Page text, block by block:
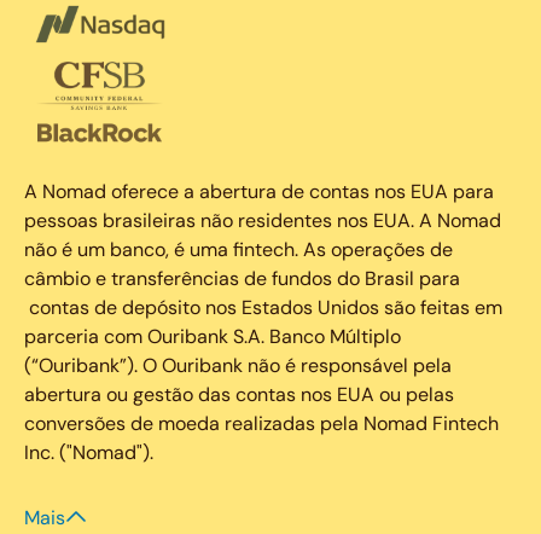
A Nomad oferece a abertura de contas nos EUA para
pessoas brasileiras não residentes nos EUA. A Nomad
não é um banco, é uma fintech. As operações de
câmbio e transferências de fundos do Brasil para
contas de depósito nos Estados Unidos são feitas em
parceria com Ouribank S.A. Banco Múltiplo
(“Ouribank”). O Ouribank não é responsável pela
abertura ou gestão das contas nos EUA ou pelas
conversões de moeda realizadas pela Nomad Fintech
Inc. ("Nomad").
Mais